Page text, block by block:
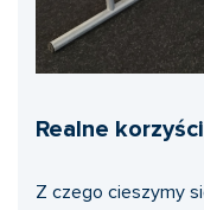
Realne
Z czego cieszymy